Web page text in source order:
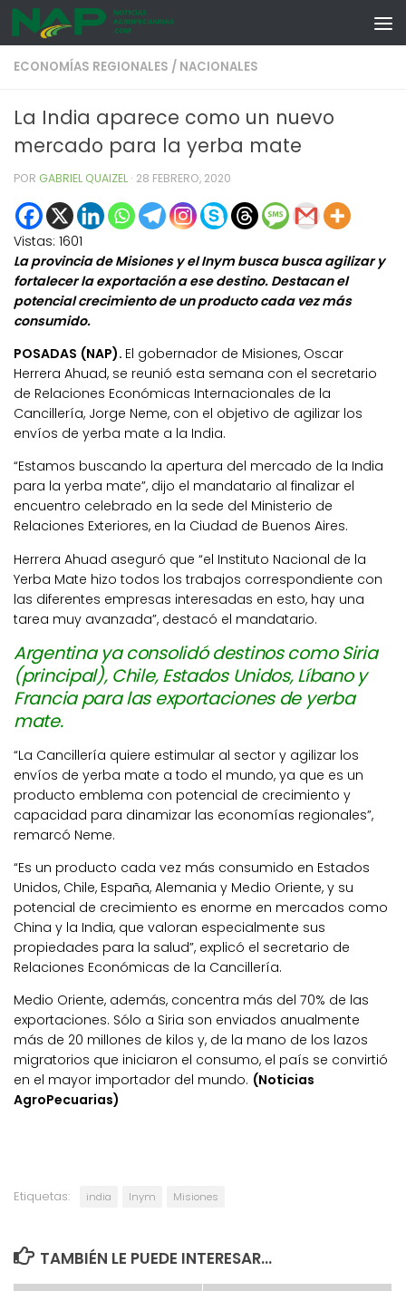
Skip to content
ECONOMÍAS REGIONALES / NACIONALES
La India aparece como un nuevo
mercado para la yerba mate
POR GABRIEL QUAIZEL · 28 FEBRERO, 2020
Vistas: 1601
La provincia de Misiones y el Inym busca busca agilizar y
fortalecer la exportación a ese destino. Destacan el
potencial crecimiento de un producto cada vez más
consumido.
POSADAS (NAP). El gobernador de Misiones, Oscar
Herrera Ahuad, se reunió esta semana con el secretario
de Relaciones Económicas Internacionales de la
Cancillería, Jorge Neme, con el objetivo de agilizar los
envíos de yerba mate a la India.
“Estamos buscando la apertura del mercado de la India
para la yerba mate”, dijo el mandatario al finalizar el
encuentro celebrado en la sede del Ministerio de
Relaciones Exteriores, en la Ciudad de Buenos Aires.
Herrera Ahuad aseguró que “el Instituto Nacional de la
Yerba Mate hizo todos los trabajos correspondiente con
las diferentes empresas interesadas en esto, hay una
tarea muy avanzada”, destacó el mandatario.
Argentina ya consolidó destinos como Siria
(principal), Chile, Estados Unidos, Líbano y
Francia para las exportaciones de yerba
mate.
“La Cancillería quiere estimular al sector y agilizar los
envíos de yerba mate a todo el mundo, ya que es un
producto emblema con potencial de crecimiento y
capacidad para dinamizar las economías regionales”,
remarcó Neme.
“Es un producto cada vez más consumido en Estados
Unidos, Chile, España, Alemania y Medio Oriente, y su
potencial de crecimiento es enorme en mercados como
China y la India, que valoran especialmente sus
propiedades para la salud”, explicó el secretario de
Relaciones Económicas de la Cancillería.
Medio Oriente, además, concentra más del 70% de las
exportaciones. Sólo a Siria son enviados anualmente
más de 20 millones de kilos y, de la mano de los lazos
migratorios que iniciaron el consumo, el país se convirtió
en el mayor importador del mundo. (Noticias
AgroPecuarias)
Etiquetas: india Inym Misiones
TAMBIÉN LE PUEDE INTERESAR...